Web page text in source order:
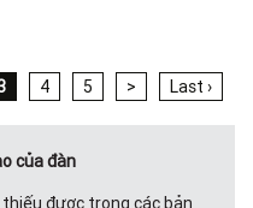
4 5 > Last ›
của đàn